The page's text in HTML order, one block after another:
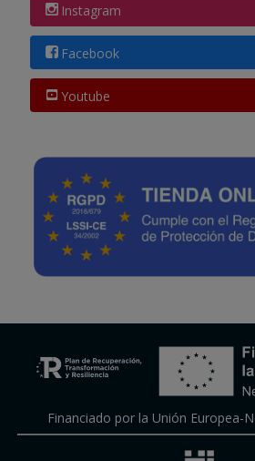
Instagram
Facebook
Youtube
Financiado por la Unión Europea-